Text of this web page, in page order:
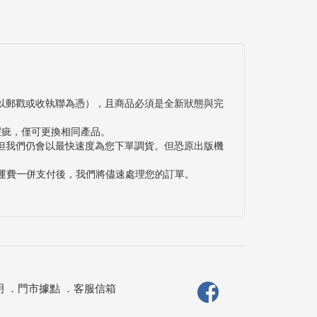
戳或收執聯為憑），且商品必須是全新狀態與完
，僅可更換相同產品。
們仍會以最快速度為您下單調貨。但恐原出版機
一併支付後，我們將儘速處理您的訂單。
． 門市據點． 客服信箱